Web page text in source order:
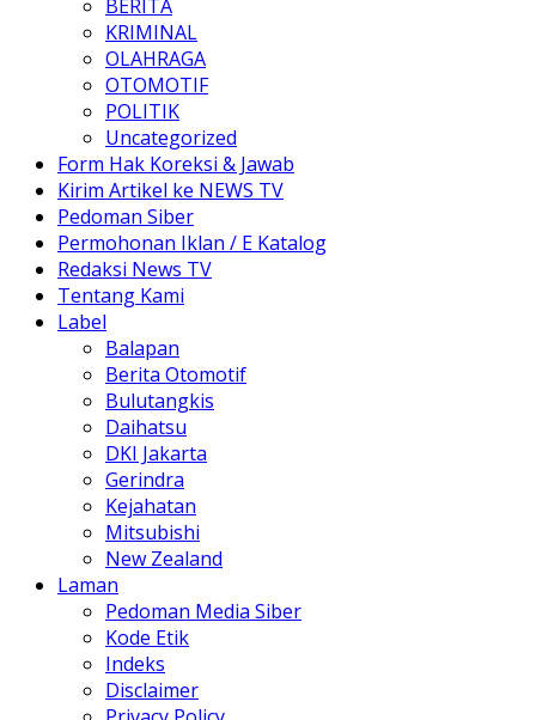
BERITA
KRIMINAL
OLAHRAGA
OTOMOTIF
POLITIK
Uncategorized
Form Hak Koreksi & Jawab
Kirim Artikel ke NEWS TV
Pedoman Siber
Permohonan Iklan / E Katalog
Redaksi News TV
Tentang Kami
Label
Balapan
Berita Otomotif
Bulutangkis
Daihatsu
DKI Jakarta
Gerindra
Kejahatan
Mitsubishi
New Zealand
Laman
Pedoman Media Siber
Kode Etik
Indeks
Disclaimer